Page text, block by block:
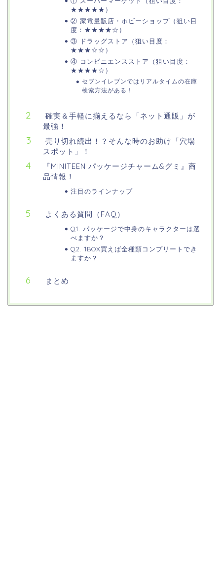
★★★★★）
② 家電量販店・ホビーショップ（狙い目
度：★★★★☆）
③ ドラッグストア（狙い目度：
★★★☆☆）
④ コンビニエンスストア（狙い目度：
★★★★☆）
セブンイレブンではリアルタイムの在庫
検索方法がある！
確実＆手軽に揃えるなら「ネット通販」が
最強！
売り切れ続出！？そんな時のお助け「穴場
スポット」！
『MINITEEN パッケージチャーム&グミ』商
品情報！
注目のラインナップ
よくある質問（FAQ）
Q1. パッケージで中身のキャラクターは選
べますか？
Q2. 1BOX買えば全種類コンプリートでき
ますか？
まとめ